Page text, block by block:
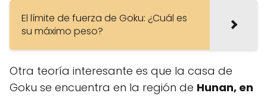
El límite de fuerza de Goku: ¿Cuál es
su máximo peso?
Otra teoría interesante es que la casa de
Goku se encuentra en la región de Hunan, en